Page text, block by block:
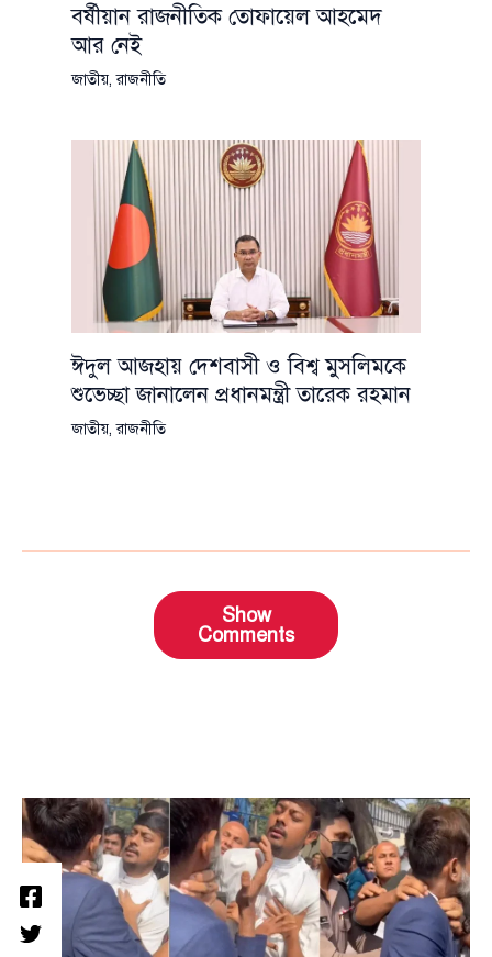
বর্ষীয়ান রাজনীতিক তোফায়েল আহমেদ
আর নেই
জাতীয়,রাজনীতি
ঈদুল আজহায় দেশবাসী ও বিশ্ব মুসলিমকে
শুভেচ্ছা জানালেন প্রধানমন্ত্রী তারেক রহমান
জাতীয়,রাজনীতি
Show
Comments